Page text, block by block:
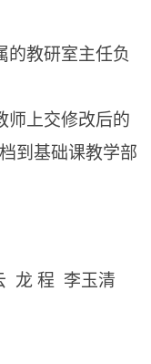
的教研室主任负
师上交修改后的
到基础课教学部
龙 程 李玉清